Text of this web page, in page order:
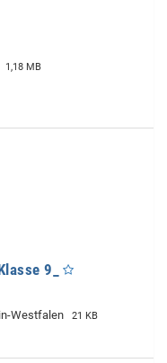
1,18 MB
9_
Westfalen 21 KB